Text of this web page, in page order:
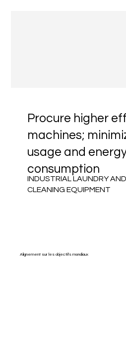
Procure higher
machines;
usage and
consumption
INDUSTRIAL LAUNDRY
CLEANING EQUIPMENT
Alignement sur les objectifs mondiaux